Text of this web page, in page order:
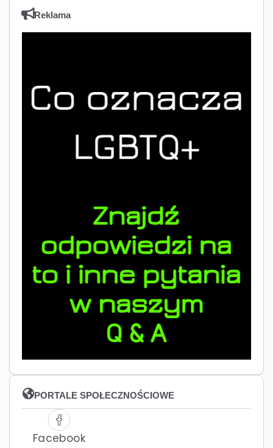
Reklama
PORTALE SPOŁECZNOŚCIOWE
Facebook